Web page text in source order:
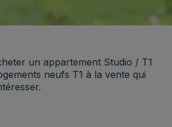
un appartement Studio / T1
neufs T1 à la vente qui